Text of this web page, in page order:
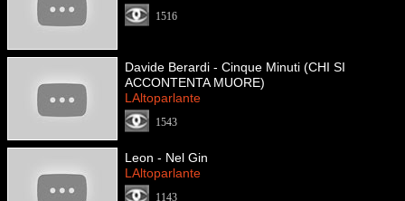
1516
Davide Berardi - Cinque Minuti (CHI SI
ACCONTENTA MUORE)
LAltoparlante
1543
Leon - Nel Gin
LAltoparlante
1143